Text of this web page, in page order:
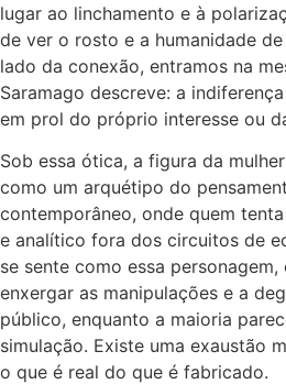
lugar ao linchamento e à
de ver o rosto e a humanidade
lado da conexão, entramos na
Saramago descreve: a
em prol do próprio interesse ou
Sob essa ótica, a figura da
como um arquétipo do
contemporâneo, onde quem
e analítico fora dos circuitos de
se sente como essa
enxergar as manipulações e a
público, enquanto a maioria
simulação. Existe uma exaustão
o que é real do que é fabricado.